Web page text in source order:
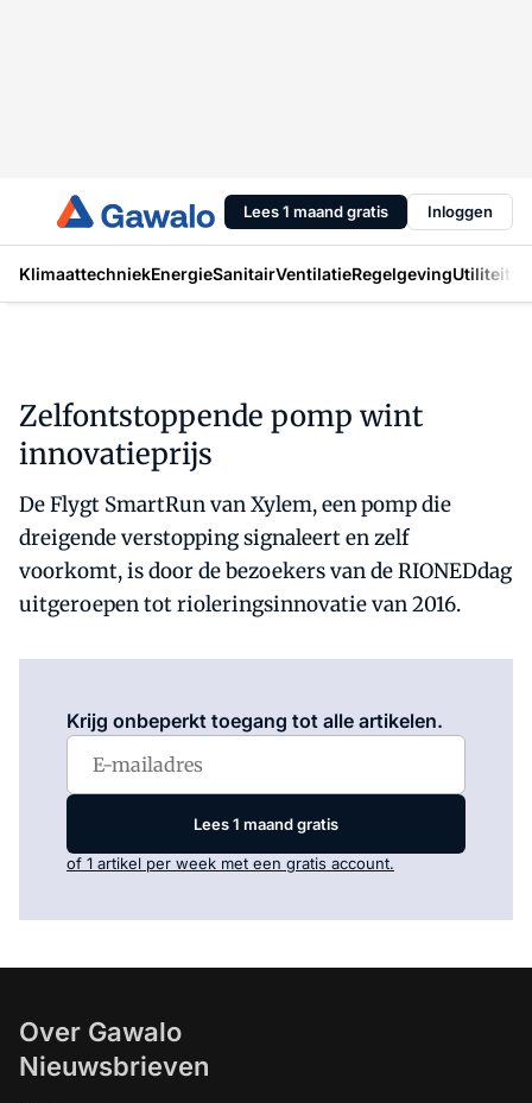
Lees 1 maand gratis Inloggen
KlimaattechniekEnergieSanitairVentilatieRegelgevingUtiliteit
Zelfontstoppende pomp wint
innovatieprijs
De Flygt SmartRun van Xylem, een pomp die
dreigende verstopping signaleert en zelf
voorkomt, is door de bezoekers van de RIONEDdag
uitgeroepen tot rioleringsinnovatie van 2016.
Krijg onbeperkt toegang tot alle artikelen.
Lees 1 maand gratis
of 1 artikel per week met een gratis account.
Over Gawalo
Nieuwsbrieven